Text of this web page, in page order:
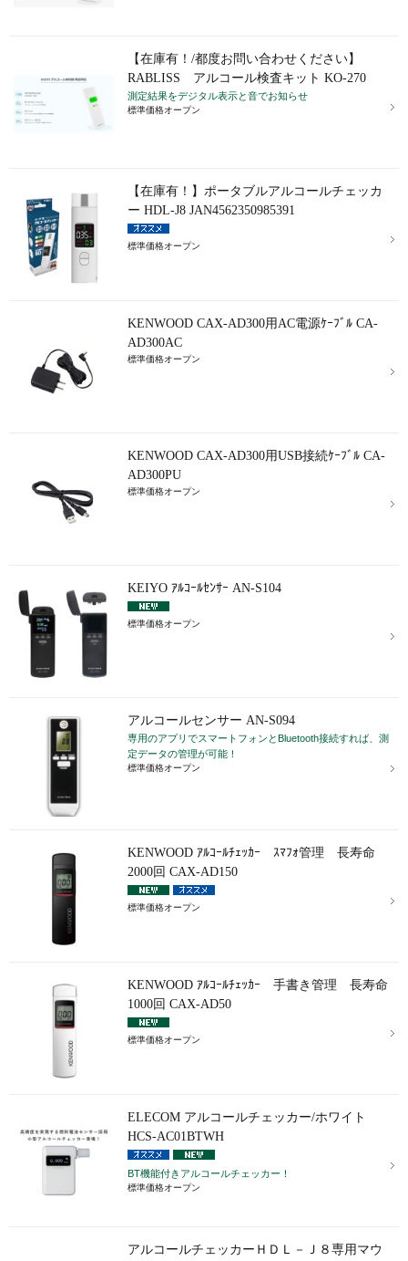
【在庫有！/都度お問い合わせください】
RABLISS アルコール検査キット KO-270
測定結果をデジタル表示と音でお知らせ
標準価格オープン
【在庫有！】ポータブルアルコールチェッカ
ー HDL-J8 JAN4562350985391
標準価格オープン
KENWOOD CAX-AD300用AC電源ｹｰﾌﾞﾙ CA-
AD300AC
標準価格オープン
KENWOOD CAX-AD300用USB接続ｹｰﾌﾞﾙ CA-
AD300PU
標準価格オープン
KEIYO ｱﾙｺｰﾙｾﾝｻｰ AN-S104
標準価格オープン
アルコールセンサー AN-S094
専用のアプリでスマートフォンとBluetooth接続すれば、測
定データの管理が可能！
標準価格オープン
KENWOOD ｱﾙｺｰﾙﾁｪｯｶｰ ｽﾏﾌｫ管理 長寿命
2000回 CAX-AD150
標準価格オープン
KENWOOD ｱﾙｺｰﾙﾁｪｯｶｰ 手書き管理 長寿命
1000回 CAX-AD50
標準価格オープン
ELECOM アルコールチェッカー/ホワイト
HCS-AC01BTWH
BT機能付きアルコールチェッカー！
標準価格オープン
アルコールチェッカーＨＤＬ－Ｊ８専用マウ